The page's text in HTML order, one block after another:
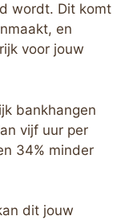
wordt. Dit komt
en
voor jouw
bankhangen
vijf uur per
34% minder
dit jouw